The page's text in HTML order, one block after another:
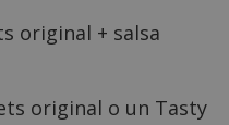
original + salsa
original o un Tasty